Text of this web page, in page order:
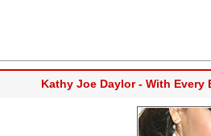
Kathy Joe Daylor - With Every